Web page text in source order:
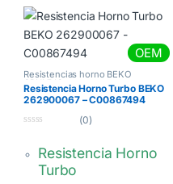
C00912539
OEM
Resistencias horno BEKO
GRUNDIG
Resistencia Horno Turbo BEKO
262900067 – C00867494
e
(0)
Resistencia Horno
Turbo